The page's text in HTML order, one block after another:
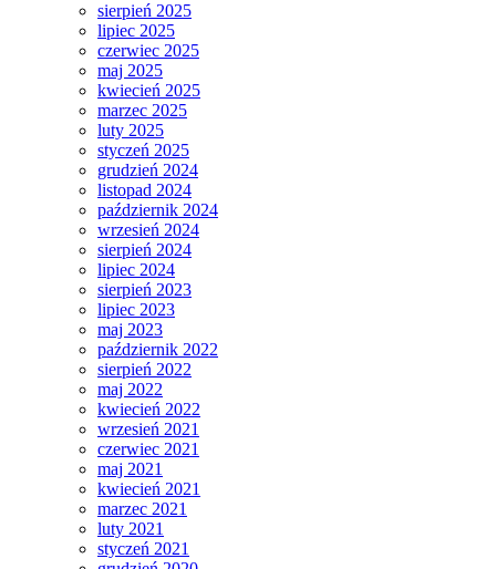
sierpień 2025
lipiec 2025
czerwiec 2025
maj 2025
kwiecień 2025
marzec 2025
luty 2025
styczeń 2025
grudzień 2024
listopad 2024
październik 2024
wrzesień 2024
sierpień 2024
lipiec 2024
sierpień 2023
lipiec 2023
maj 2023
październik 2022
sierpień 2022
maj 2022
kwiecień 2022
wrzesień 2021
czerwiec 2021
maj 2021
kwiecień 2021
marzec 2021
luty 2021
styczeń 2021